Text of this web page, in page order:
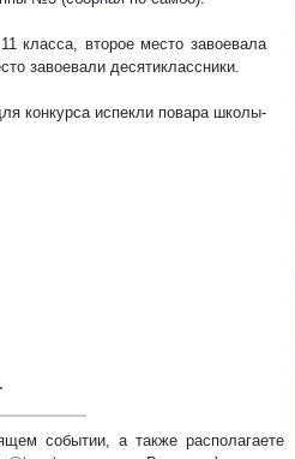
класса, второе место завоевала
завоевали десятиклассники.
конкурса испекли повара школы-
событии, а также располагаете